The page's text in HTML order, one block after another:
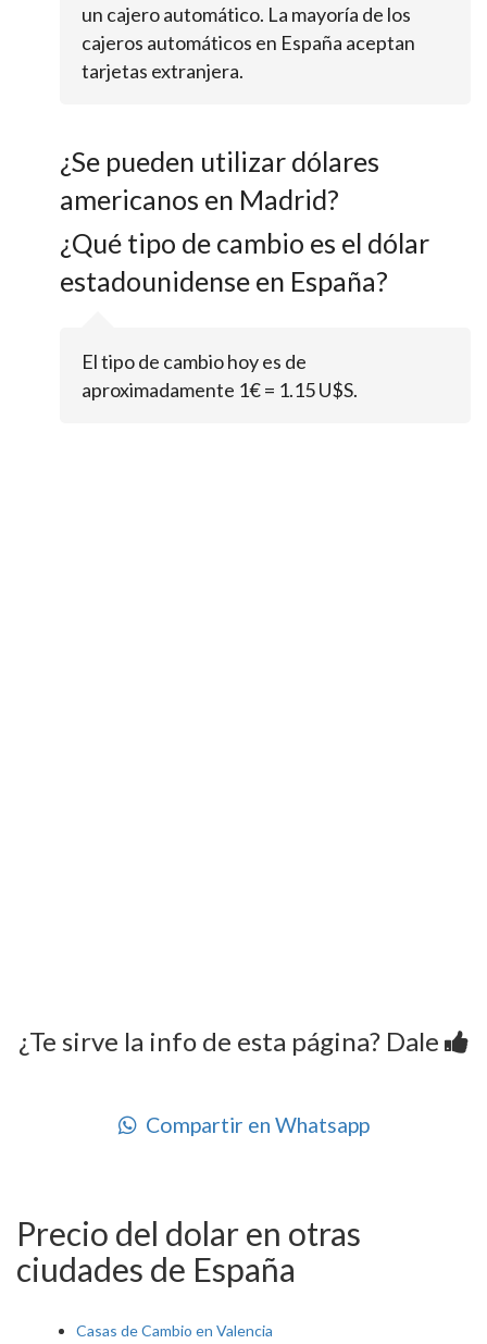
un cajero automático. La mayoría de los
cajeros automáticos en España aceptan
tarjetas extranjera.
¿Se pueden utilizar dólares
americanos en Madrid?
¿Qué tipo de cambio es el dólar
estadounidense en España?
El tipo de cambio hoy es de
aproximadamente 1€ = 1.15 U$S.
¿Te sirve la info de esta página? Dale
Compartir en Whatsapp
Precio del dolar en otras
ciudades de España
Casas de Cambio en Valencia